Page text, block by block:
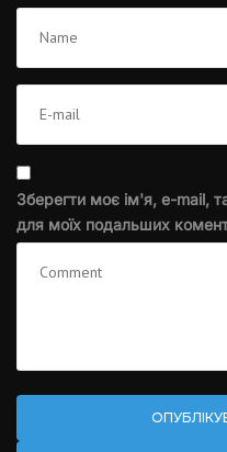
Зберегти моє ім'я, e-mail,
для моїх подальших